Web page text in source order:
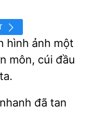
hình ảnh một
môn, cúi đầu
đã tan